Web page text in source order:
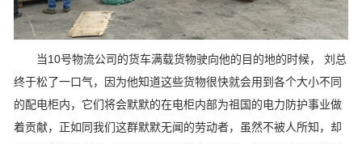
当10号物流公司的货车满载货物驶向他的目的地的时候， 刘总
终于松了一口气，因为他知道这些货物很快就会用到各个大小不同
的配电柜内，它们将会默默的在电柜内部为祖国的电力防护事业做
着贡献，正如同我们这群默默无闻的劳动者，虽然不被人所知，却